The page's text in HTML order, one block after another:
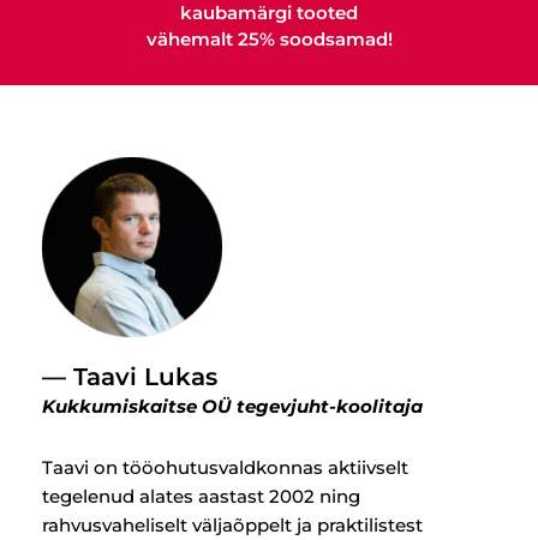
kaubamärgi tooted
vähemalt 25% soodsamad!
— Taavi Lukas
Kukkumiskaitse OÜ tegevjuht-koolitaja
Taavi on tööohutusvaldkonnas aktiivselt
tegelenud alates aastast 2002 ning
rahvusvaheliselt väljaõppelt ja praktilistest